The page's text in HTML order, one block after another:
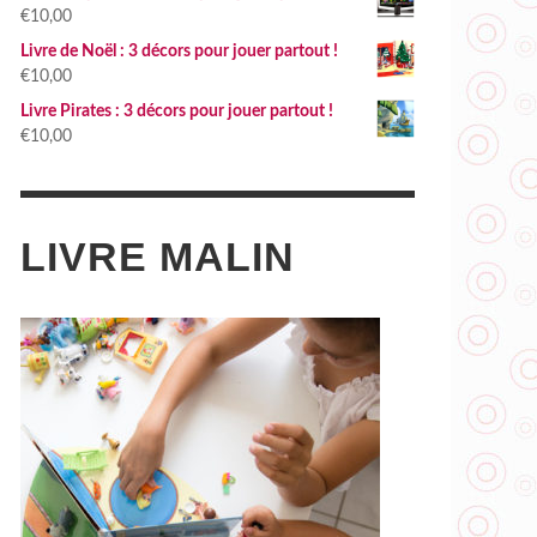
€10,00
Livre de Noël : 3 décors pour jouer partout !
€10,00
Livre Pirates : 3 décors pour jouer partout !
€10,00
LIVRE MALIN